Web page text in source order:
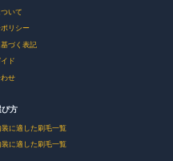
いて
リシー
づく表記
ド
せ
び方
に適した刷毛一覧
に適した刷毛一覧